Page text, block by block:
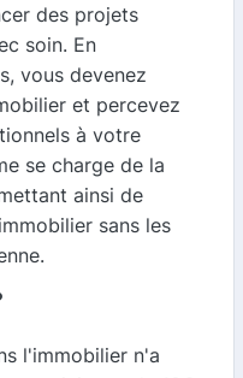
des projets
soin. En
vous devenez
et percevez
à votre
se charge de la
ainsi de
sans les
l'immobilier n'a